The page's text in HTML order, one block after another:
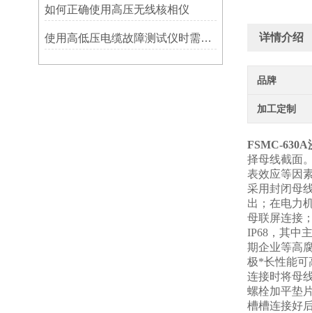
如何正确使用高压无线核相仪
使用高低压电缆故障测试仪时需要注意的问题 详情介绍
品牌
加工定制
FSMC-630A
择母线截面
表效应等因
采用封闭母
出；在电力
母联屏连接
IP68，其中
期企业等高
极*长性能可
连接时将母
螺栓加平垫
槽槽连接好